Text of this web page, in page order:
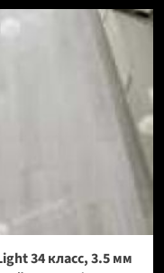
34 класс, 3.5 мм